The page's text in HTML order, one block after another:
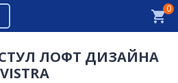
0
ЛОФТ ДИЗАЙНА
VISTRA